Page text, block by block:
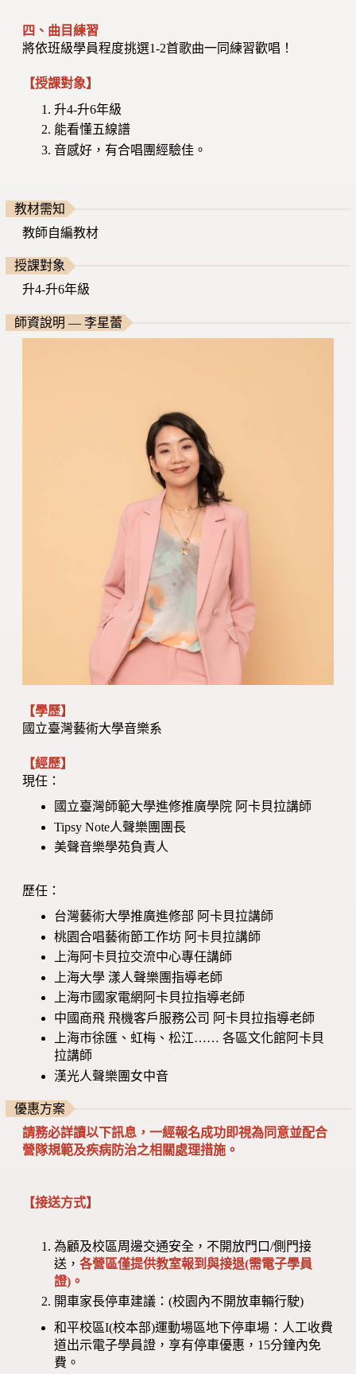
四、曲目練習
將依班級學員程度挑選1-2首歌曲一同練習歡唱！
【授課對象】
升4-升6年級
能看懂五線譜
音感好，有合唱團經驗佳。
教材需知
教師自編教材
授課對象
升4-升6年級
師資說明 — 李星蕾
【學歷】
國立臺灣藝術大學音樂系
【經歷】
現任：
國立臺灣師範大學進修推廣學院 阿卡貝拉講師
Tipsy Note人聲樂團團長
美聲音樂學苑負責人
歷任：
台灣藝術大學推廣進修部 阿卡貝拉講師
桃園合唱藝術節工作坊 阿卡貝拉講師
上海阿卡貝拉交流中心專任講師
上海大學 漾人聲樂團指導老師
上海市國家電網阿卡貝拉指導老師
中國商飛 飛機客戶服務公司 阿卡貝拉指導老師
上海市徐匯、虹梅、松江…… 各區文化館阿卡貝
拉講師
漢光人聲樂團女中音
優惠方案
請務必詳讀以下訊息，一經報名成功即視為同意並配合
營隊規範及疾病防治之相關處理措施。
【接送方式】
為顧及校區周邊交通安全，不開放門口/側門接
送，各營區僅提供教室報到與接退(需電子學員
證)。
開車家長停車建議：(校園內不開放車輛行駛)
和平校區I(校本部)運動場區地下停車場：人工收費
道出示電子學員證，享有停車優惠，15分鐘內免
費。